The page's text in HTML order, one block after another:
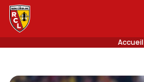
Accueil